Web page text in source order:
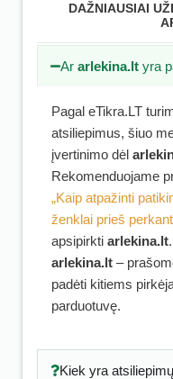
DAŽNIAUSIAI
Ararlekina.lt yra
Pagal eTikra.LT
atsiliepimus, šiuo
įvertinimo dėl
Rekomenduojame
„Kaip atpažinti
ženklai prieš
apsipirkti arlekina.lt
arlekina.lt –
padėti kitiems
parduotuvę.
Kiek yra